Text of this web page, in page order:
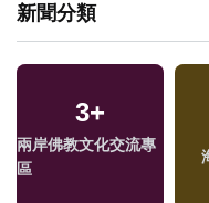
新聞分類
3+
兩岸佛教文化交流專
區
724+
政治